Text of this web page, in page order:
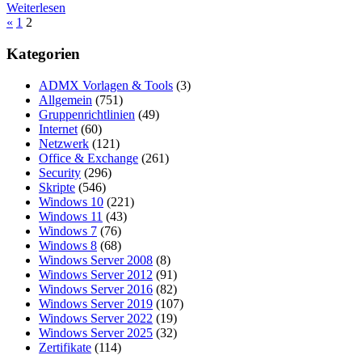
Weiterlesen
Seitennummerierung
der
Beiträge
« Vorherige
1 2
Kategorien
ADMX Vorlagen & Tools (3)
Allgemein (751)
Gruppenrichtlinien (49)
Internet (60)
Netzwerk (121)
Office & Exchange (261)
Security (296)
Skripte (546)
Windows 10 (221)
Windows 11 (43)
Windows 7 (76)
Windows 8 (68)
Windows Server 2008 (8)
Windows Server 2012 (91)
Windows Server 2016 (82)
Windows Server 2019 (107)
Windows Server 2022 (19)
Windows Server 2025 (32)
Zertifikate (114)